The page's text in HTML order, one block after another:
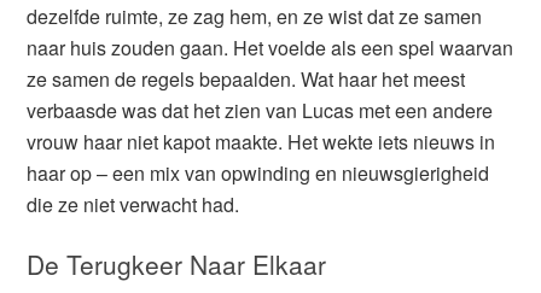
dezelfde ruimte, ze zag hem, en ze wist dat ze samen
naar huis zouden gaan. Het voelde als een spel waarvan
ze samen de regels bepaalden. Wat haar het meest
verbaasde was dat het zien van Lucas met een andere
vrouw haar niet kapot maakte. Het wekte iets nieuws in
haar op – een mix van opwinding en nieuwsgierigheid
die ze niet verwacht had.
De Terugkeer Naar Elkaar